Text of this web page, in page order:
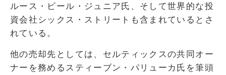
ルース・ビール・ジュニア氏、そして世界的な投
資会社シックス・ストリートも含まれているとさ
れている。
他の売却先としては、セルティックスの共同オー
ナーを務めるスティーブン・パリューカ氏を筆頭